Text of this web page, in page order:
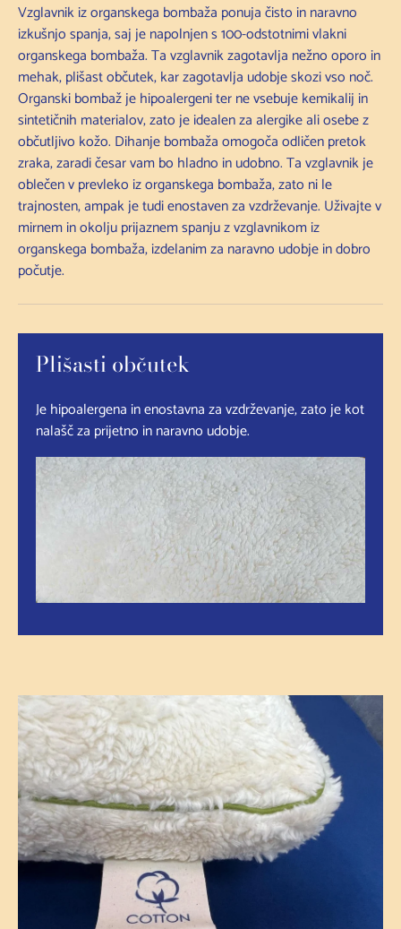
Vzglavnik iz organskega bombaža ponuja čisto in naravno
izkušnjo spanja, saj je napolnjen s 100-odstotnimi vlakni
organskega bombaža. Ta vzglavnik zagotavlja nežno oporo in
mehak, plišast občutek, kar zagotavlja udobje skozi vso noč.
Organski bombaž je hipoalergeni ter ne vsebuje kemikalij in
sintetičnih materialov, zato je idealen za alergike ali osebe z
občutljivo kožo. Dihanje bombaža omogoča odličen pretok
zraka, zaradi česar vam bo hladno in udobno. Ta vzglavnik je
oblečen v prevleko iz organskega bombaža, zato ni le
trajnosten, ampak je tudi enostaven za vzdrževanje. Uživajte v
mirnem in okolju prijaznem spanju z vzglavnikom iz
organskega bombaža, izdelanim za naravno udobje in dobro
počutje.
Plišasti občutek
Je hipoalergena in enostavna za vzdrževanje, zato je kot
nalašč za prijetno in naravno udobje.